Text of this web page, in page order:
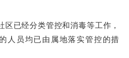
区已经分类管控和消毒等工作，
人员均已由属地落实管控的措